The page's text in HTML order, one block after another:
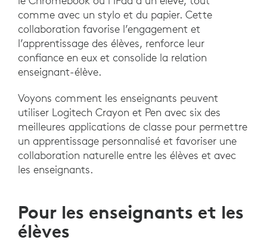
comme avec un stylo et du papier. Cette
collaboration favorise l’engagement et
l’apprentissage des élèves, renforce leur
confiance en eux et consolide la relation
enseignant-élève.
Voyons comment les enseignants peuvent
utiliser Logitech Crayon et Pen avec six des
meilleures applications de classe pour permettre
un apprentissage personnalisé et favoriser une
collaboration naturelle entre les élèves et avec
les enseignants.
Pour les enseignants et les
élèves